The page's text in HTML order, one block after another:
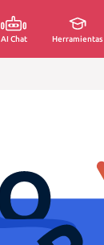
AI Chat Herramientas